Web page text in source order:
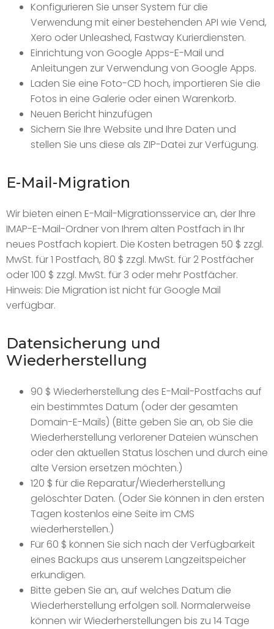
Konfigurieren Sie unser System für die
Verwendung mit einer bestehenden API wie Vend,
Xero oder Unleashed, Fastway Kurierdiensten.
Einrichtung von Google Apps-E-Mail und
Anleitungen zur Verwendung von Google Apps.
Laden Sie eine Foto-CD hoch, importieren Sie die
Fotos in eine Galerie oder einen Warenkorb.
Neuen Bericht hinzufügen
Sichern Sie Ihre Website und Ihre Daten und
stellen Sie uns diese als ZIP-Datei zur Verfügung.
E-Mail-Migration
Wir bieten einen E-Mail-Migrationsservice an, der Ihre
IMAP-E-Mail-Ordner von Ihrem alten Postfach in Ihr
neues Postfach kopiert. Die Kosten betragen 50 $ zzgl.
MwSt. für 1 Postfach, 80 $ zzgl. MwSt. für 2 Postfächer
oder 100 $ zzgl. MwSt. für 3 oder mehr Postfächer.
Hinweis: Die Migration ist nicht für Google Mail
verfügbar.
Datensicherung und
Wiederherstellung
90 $ Wiederherstellung des E-Mail-Postfachs auf
ein bestimmtes Datum (oder der gesamten
Domain-E-Mails) (Bitte geben Sie an, ob Sie die
Wiederherstellung verlorener Dateien wünschen
oder den aktuellen Status löschen und durch eine
alte Version ersetzen möchten.)
120 $ für die Reparatur/Wiederherstellung
gelöschter Daten. (Oder Sie können in den ersten
Tagen kostenlos eine Seite im CMS
wiederherstellen.)
Für 60 $ können Sie sich nach der Verfügbarkeit
eines Backups aus unserem Langzeitspeicher
erkundigen.
Bitte geben Sie an, auf welches Datum die
Wiederherstellung erfolgen soll. Normalerweise
können wir Wiederherstellungen bis zu 14 Tage